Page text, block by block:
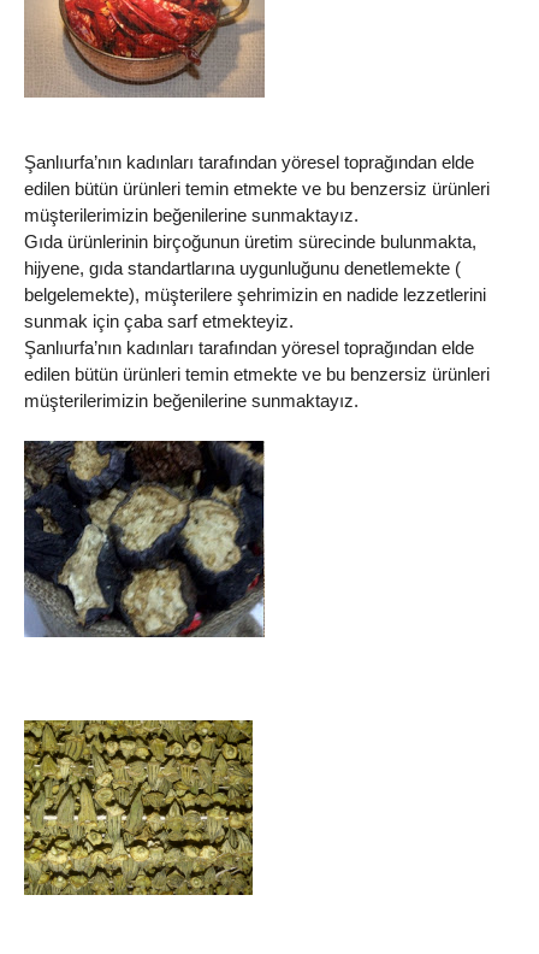
Şanlıurfa’nın kadınları tarafından yöresel toprağından elde
edilen bütün ürünleri temin etmekte ve bu benzersiz ürünleri
müşterilerimizin beğenilerine sunmaktayız.
Gıda ürünlerinin birçoğunun üretim sürecinde bulunmakta,
hijyene, gıda standartlarına uygunluğunu denetlemekte (
belgelemekte), müşterilere şehrimizin en nadide lezzetlerini
sunmak için çaba sarf etmekteyiz.
Şanlıurfa’nın kadınları tarafından yöresel toprağından elde
edilen bütün ürünleri temin etmekte ve bu benzersiz ürünleri
müşterilerimizin beğenilerine sunmaktayız.